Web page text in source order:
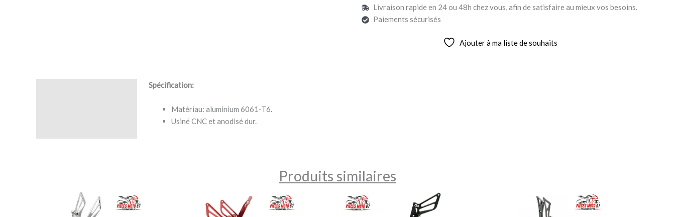
Livraison rapide en 24 ou 48h chez vous, afin de satisfaire au mieux vos besoins.
Paiements sécurisés
Ajouter à ma liste de souhaits
Spécification:
Matériau: aluminium 6061-T6.
Usiné CNC et anodisé dur.
Produits similaires